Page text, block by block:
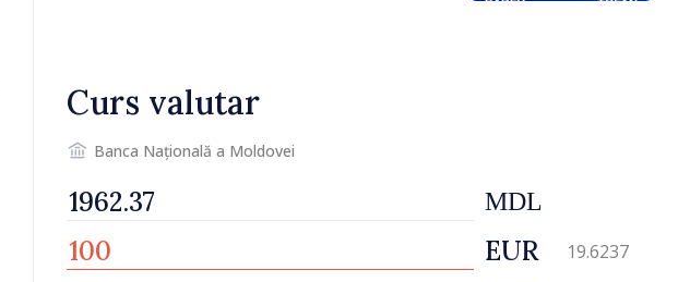
Curs valutar
Banca Națională a Moldovei
MDL
EUR 19.6237